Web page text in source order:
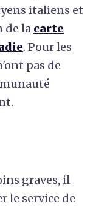
italiens et
de la carte
. Pour les
pas de
graves, il
le service de